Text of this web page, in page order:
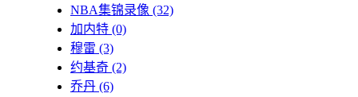
NBA集锦录像 (32)
加内特 (0)
穆雷 (3)
约基奇 (2)
乔丹 (6)